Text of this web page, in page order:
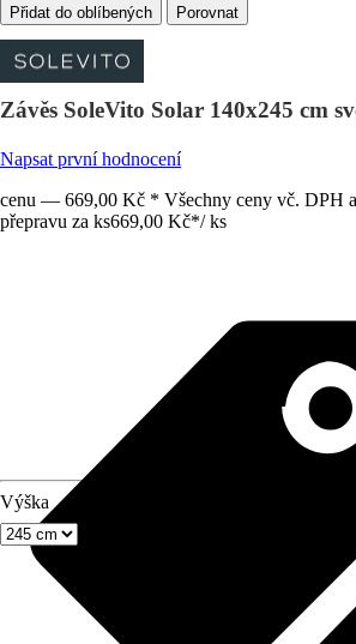
Porovnat
Závěs SoleVito Solar 140x245 cm
Napsat první hodnocení
cenu — 669,00 Kč * Všechny ceny vč. DPH a
přepravu za ks669,00 Kč*/ ks
Výška